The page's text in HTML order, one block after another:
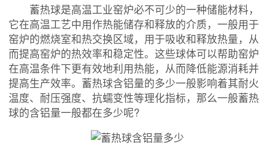
蓄热球是高温工业窑炉必不可少的一种储能材料，
它在高温工艺中用作热能储存和释放的介质，一般用于
窑炉的燃烧室和热交换区域，用于吸收和释放热量，从
而提高窑炉的热效率和稳定性。这些球体可以帮助窑炉
在高温条件下更有效地利用热能，从而降低能源消耗并
提高生产效率。蓄热球含铝量的多少一般影响着其耐火
温度、耐压强度、抗蠕变性等理化指标，那么一般蓄热
球的含铝量一般都在多少呢?